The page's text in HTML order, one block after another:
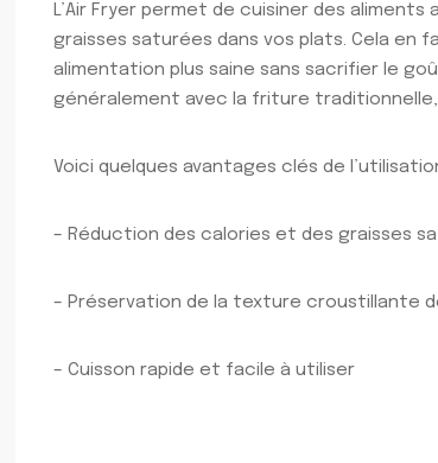
L’Air Fryer permet de cuisiner des
graisses saturées dans vos plats. Cela
alimentation plus saine sans sacrifier le
généralement avec la friture
Voici quelques avantages clés de
– Réduction des calories et des graisses
– Préservation de la texture croustillante
– Cuisson rapide et facile à utiliser